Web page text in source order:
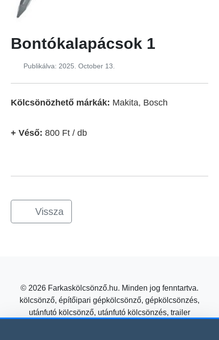
Bontókalapácsok 1
Publikálva: 2025. October 13.
Kölcsönözhető márkák: Makita, Bosch
+ Véső: 800 Ft / db
Vissza
© 2026 Farkaskölcsönző.hu. Minden jog fenntartva.
kölcsönző, építőipari gépkölcsönző, gépkölcsönzés,
utánfutó kölcsönző, utánfutó kölcsönzés, trailer